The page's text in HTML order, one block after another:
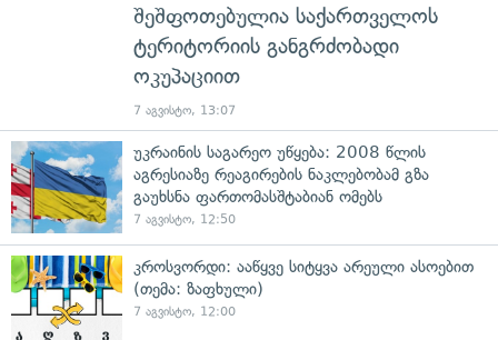
შეშფოთებულია საქართველოს
ტერიტორიის განგრძობადი
ოკუპაციით
7 აგვისტო, 13:07
უკრაინის საგარეო უწყება: 2008 წლის
აგრესიაზე რეაგირების ნაკლებობამ გზა
გაუხსნა ფართომასშტაბიან ომებს
7 აგვისტო, 12:50
კროსვორდი: ააწყვე სიტყვა არეული ასოებით
(თემა: ზაფხული)
7 აგვისტო, 12:00